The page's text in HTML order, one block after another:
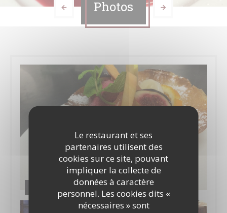
Le restaurant et ses
partenaires utilisent des
cookies sur ce site, pouvant
impliquer la collecte de
données à caractère
personnel. Les cookies dits «
nécessaires » sont
Photos